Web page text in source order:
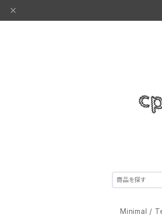
Minimal /